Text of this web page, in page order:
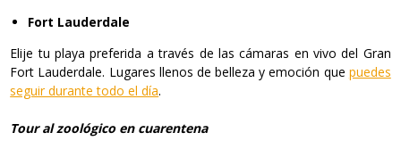
Fort Lauderdale
Elije tu playa preferida a través de las cámaras en vivo del Gran
Fort Lauderdale. Lugares llenos de belleza y emoción que puedes
seguir durante todo el día.
Tour al zoológico en cuarentena